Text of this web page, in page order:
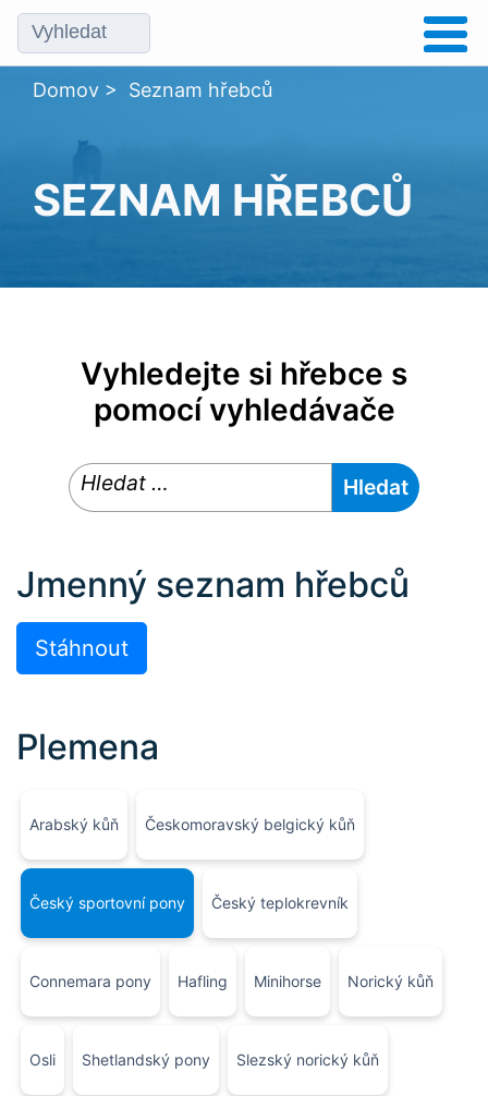
Domov > Seznam hřebců
SEZNAM HŘEBCŮ
Vyhledejte si hřebce s
pomocí vyhledávače
Jmenný seznam hřebců
Stáhnout
Plemena
Arabský kůň Českomoravský belgický kůň
Český sportovní pony Český teplokrevník
Connemara pony Hafling Minihorse Norický kůň
Osli Shetlandský pony Slezský norický kůň